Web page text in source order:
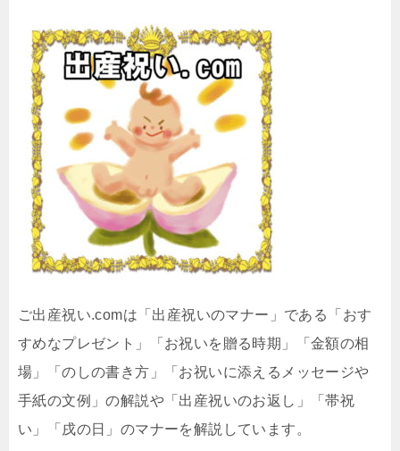
ご出産祝い.comは「出産祝いのマナー」である「おす
すめなプレゼント」「お祝いを贈る時期」「金額の相
場」「のしの書き方」「お祝いに添えるメッセージや
手紙の文例」の解説や「出産祝いのお返し」「帯祝
い」「戌の日」のマナーを解説しています。